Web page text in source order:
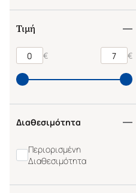
Τιμή
€ €
Διαθεσιμότητα
Περιορισμένη
Διαθεσιμότητα